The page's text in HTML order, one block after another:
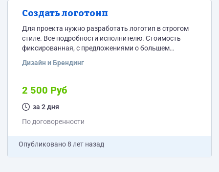
Создать логотоип
Для проекта нужно разработать логотип в строгом
стиле. Все подробности исполнителю. Стоимость
фиксированная, с предложениями о большем
обязательно портфолио с логотипами на freelance или
Дизайн и Брендинг
2 500 Руб
за 2 дня
По договоренности
Опубликовано8 лет назад